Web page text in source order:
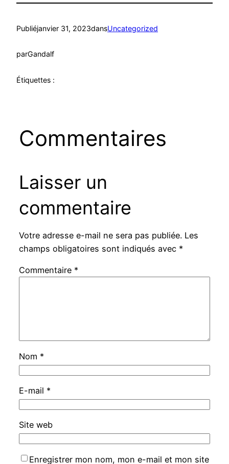
Publiéjanvier 31, 2023dansUncategorized
parGandalf
Étiquettes :
Commentaires
Laisser un
commentaire
Votre adresse e-mail ne sera pas publiée. Les
champs obligatoires sont indiqués avec *
Commentaire *
Nom *
E-mail *
Site web
Enregistrer mon nom, mon e-mail et mon site